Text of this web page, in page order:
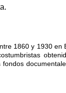
1860 y 1930 en